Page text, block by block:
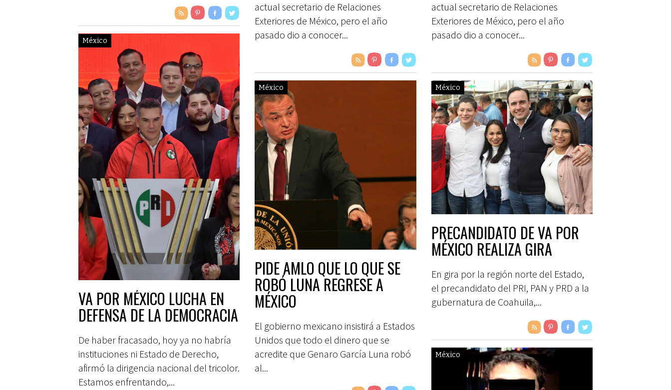
actual secretario de Relaciones
Exteriores de México, pero el año
pasado dio a conocer...
actual secretario de Relaciones
Exteriores de México, pero el año
pasado dio a conocer...
México
VA POR MÉXICO LUCHA EN
DEFENSA DE LA DEMOCRACIA
De haber fracasado, hoy ya no habría
instituciones ni Estado de Derecho,
afirmó la dirigencia nacional del tricolor.
Estamos enfrentando,...
México
PIDE AMLO QUE LO QUE SE
ROBÓ LUNA REGRESE A
MÉXICO
El gobierno mexicano insistirá a Estados
Unidos que todo el dinero que se
acredite que Genaro García Luna robó
al...
México
PRECANDIDATO DE VA POR
MÉXICO REALIZA GIRA
En gira por la región norte del Estado,
el precandidato del PRI, PAN y PRD a la
gubernatura de Coahuila,...
México